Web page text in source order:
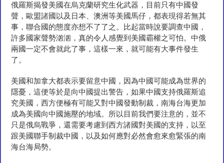
俄羅斯揭發美國在烏克蘭研究生化武器，目前只有中國發
聲，歐盟諸國以及日本、澳洲等美國馬仔，都表現得若無其
事，聯合國的態度亦想不了了之。比起當時說要調查中國，
許多國家聲勢汹汹，真的令人感覺到美國霸權之可怕。中俄
兩國一定不會就此了事，這樣一來，就可能有大事件發生
了。
美國和加拿大都表示要留意中國，因為中國可能成為世界的
隱憂，這便等於是向中國提出警告，如果中國支持俄羅斯追
究美國，西方便極有可能又對中國發動制裁，南海台海更加
成為美國向中國施壓的地域。所以目前我們要注意的，並不
只是俄烏戰爭，還需要考慮到西方諸國對美國的支持，以至
跟美國聯手制裁中國，以及如何應對必然會愈來愈緊張的南
海台海局勢。